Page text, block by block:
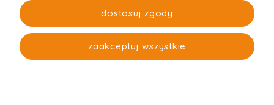
Strefabudowy
O firmie
dostosuj zgody
zaakceptuj wszystkie